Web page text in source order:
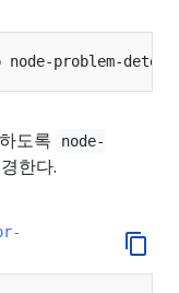
node-problem-
도록
node-
한다.